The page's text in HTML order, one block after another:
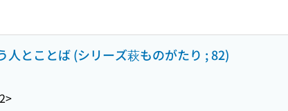
とことば (シリーズ萩ものがたり ; 82)